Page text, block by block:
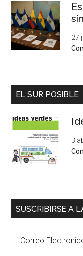
27
EL SUR POSIBLE
3
SUSCRIBIRSE A
Correo